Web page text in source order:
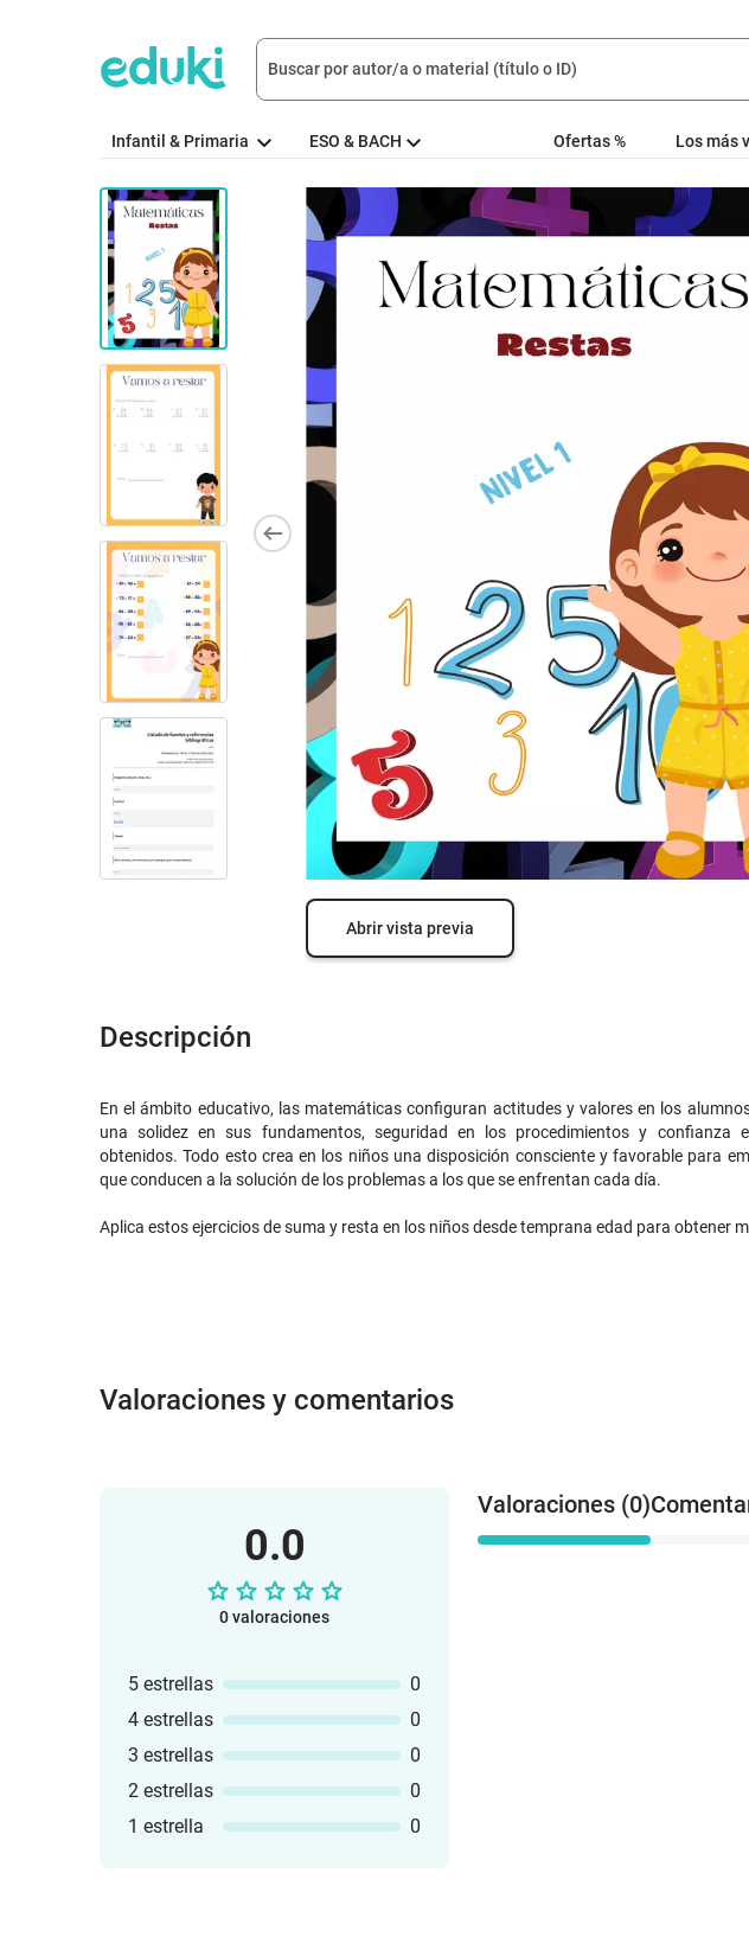
Infantil & Primaria ESO & BACH Ofertas % Los más
Abrir vista previa
Descripción
En el ámbito educativo, las matemáticas configuran actitudes y valores en los
una solidez en sus fundamentos, seguridad en los procedimientos y confianza
obtenidos. Todo esto crea en los niños una disposición consciente y favorable para
que conducen a la solución de los problemas a los que se enfrentan cada día.
Aplica estos ejercicios de suma y resta en los niños desde temprana edad para obtener
Valoraciones y comentarios
0.0
0 valoraciones
5 estrellas
0
4 estrellas
0
3 estrellas
0
2 estrellas
0
1 estrella
0
Valoraciones (0)